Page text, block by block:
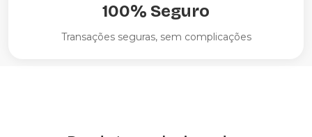
100% Seguro
Transações seguras, sem complicações